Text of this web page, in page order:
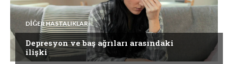
DIĞER HASTALIKLAR
Depresyon ve baş ağrıları arasındaki
ilişki